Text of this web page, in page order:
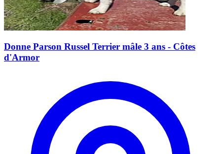
Donne Parson Russel Terrier mâle 3 ans - Côtes
d'Armor